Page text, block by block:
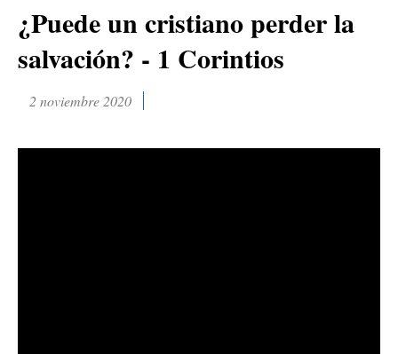
¿Puede un cristiano perder la
salvación? - 1 Corintios
2 noviembre 2020